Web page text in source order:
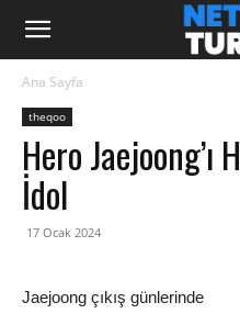
Ana Sayfa
theqoo
Hero
İdol
17 Ocak 2024
Jaejoong çıkış günlerinde